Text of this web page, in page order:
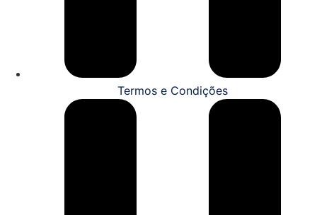
Termos e Condições